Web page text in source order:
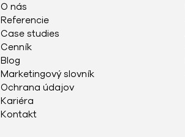
O nás
Referencie
Case studies
Cenník
Blog
Marketingový slovník
Ochrana údajov
Kariéra
Kontakt